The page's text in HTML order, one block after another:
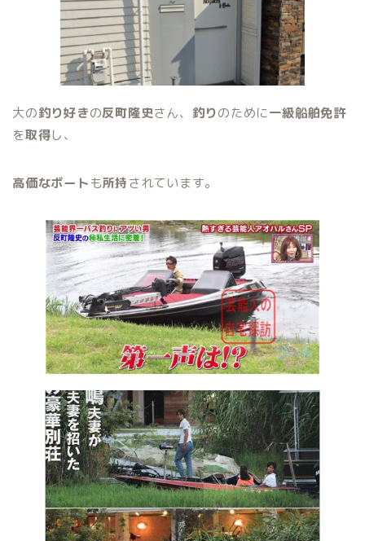
大の釣り好きの反町隆史さん、 釣りのために一級船舶免許
を取得し、
高価なボートも所持されています。